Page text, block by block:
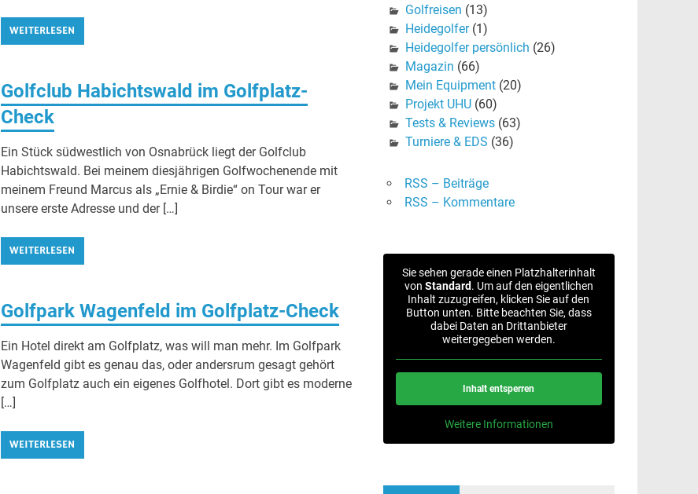
WEITERLESEN
Golfclub Habichtswald im Golfplatz-
Check
Ein Stück südwestlich von Osnabrück liegt der Golfclub
Habichtswald. Bei meinem diesjährigen Golfwochenende mit
meinem Freund Marcus als „Ernie & Birdie“ on Tour war er
unsere erste Adresse und der […]
WEITERLESEN
Golfpark Wagenfeld im Golfplatz-Check
Ein Hotel direkt am Golfplatz, was will man mehr. Im Golfpark
Wagenfeld gibt es genau das, oder andersrum gesagt gehört
zum Golfplatz auch ein eigenes Golfhotel. Dort gibt es moderne
[…]
WEITERLESEN
Golfreisen (13)
Heidegolfer(1)
Heidegolfer persönlich (26)
Magazin (66)
Mein Equipment(20)
Projekt UHU(60)
Tests & Reviews(63)
Turniere & EDS (36)
RSS – Beiträge
RSS – Kommentare
Sie sehen gerade einen Platzhalterinhalt
von Standard. Um auf den eigentlichen
Inhalt zuzugreifen, klicken Sie auf den
Button unten. Bitte beachten Sie, dass
dabei Daten an Drittanbieter
weitergegeben werden.
Inhalt entsperren
Weitere Informationen